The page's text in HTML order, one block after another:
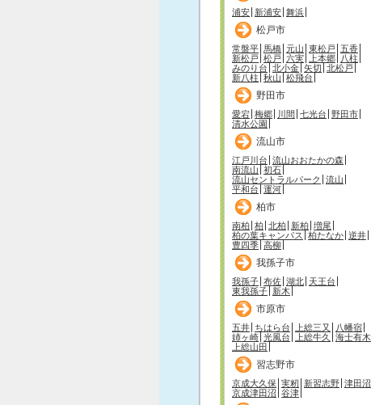
浦安 新浦安 舞浜
松戸市
常盤平 馬橋 元山 東松戸 五香
新松戸 松戸 六実 上本郷
八柱
みのり台 北小金 矢切 北松戸
新八柱 秋山 松飛台
野田市
愛宕 梅郷 川間 七光台 野田市
清水公園
流山市
江戸川台 流山おおたかの森
南流山 初石
流山セントラルパーク
流山
平和台 運河
柏市
南柏 柏 北柏 新柏 増尾
柏の葉キャンパス
柏たなか 逆井
豊四季 高柳
我孫子市
我孫子 布佐 湖北 天王台
東我孫子 新木
市原市
五井 ちはら台 上総三又
八幡宿
姉ヶ崎 光風台 上総牛久
海士有木
上総山田
習志野市
京成大久保 実籾 新習志野 津田沼
京成津田沼 谷津